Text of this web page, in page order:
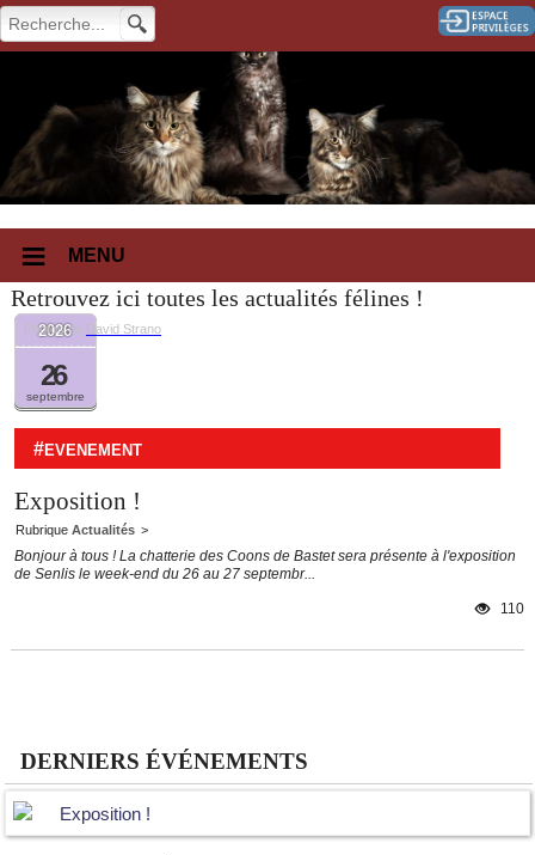
Photos de David Strano
MENU
Retrouvez ici toutes les actualités félines !
#EVENEMENT
septembre
2026
26
Exposition !
RubriqueActualités >
Bonjour à tous ! La chatterie des Coons de Bastet sera présente à l'exposition
de Senlis le week-end du 26 au 27 septembr...
110
DERNIERS ÉVÉNEMENTS
Exposition !